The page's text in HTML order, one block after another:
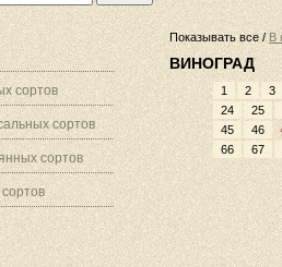
сортов
сортов
сортов
Показывать все / В
ВИНОГРАД
1 2
3
24
25
45
46
66
67